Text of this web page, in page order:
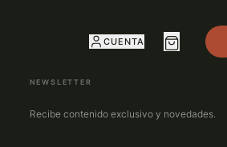
CUENTA
NEWSLETTER
Recibe contenido exclusivo y novedades.